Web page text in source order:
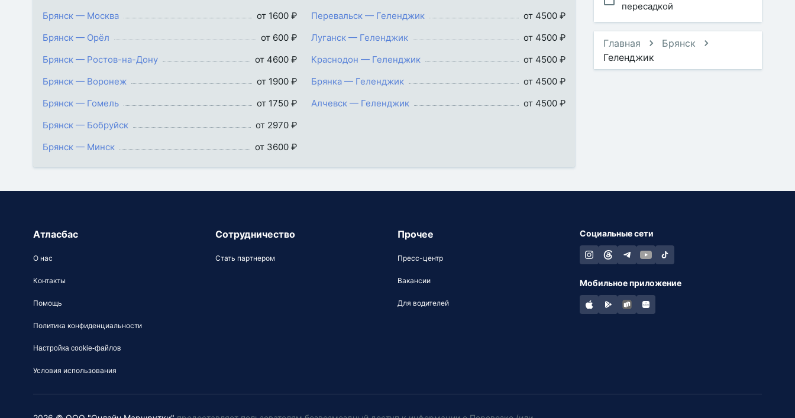
Брянск — Москва
от 1600 ₽
Брянск — Орёл
от 600 ₽
Брянск — Ростов-на-Дону
от 4600 ₽
Брянск — Воронеж
от 1900 ₽
Брянск — Гомель
от 1750 ₽
Брянск — Бобруйск
от 2970 ₽
Брянск — Минск
от 3600 ₽
Перевальск — Геленджик
от 4500 ₽
Луганск — Геленджик
от 4500 ₽
Краснодон — Геленджик
от 4500 ₽
Брянка — Геленджик
от 4500 ₽
Алчевск — Геленджик
от 4500 ₽
пересадкой
Главная
Брянск
Геленджик
Атласбас
О нас
Контакты
Помощь
Политика конфиденциальности
Настройка cookie-файлов
Условия использования
Сотрудничество
Стать партнером
Прочее
Пресс-центр
Вакансии
Для водителей
Социальные сети
Мобильное приложение